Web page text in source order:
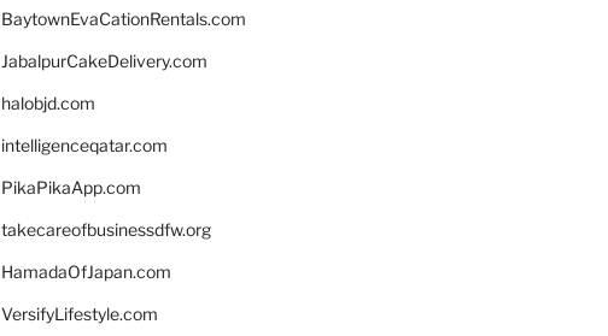
BaytownEvaCationRentals.com
JabalpurCakeDelivery.com
halobjd.com
intelligenceqatar.com
PikaPikaApp.com
takecareofbusinessdfw.org
HamadaOfJapan.com
VersifyLifestyle.com